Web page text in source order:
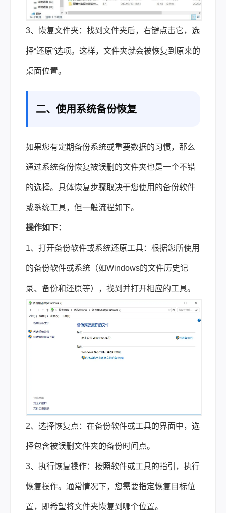
3、恢复文件夹：找到文件夹后，右键点击它，选
择“还原”选项。这样，文件夹就会被恢复到原来的
桌面位置。
二、使用系统备份恢复
如果您有定期备份系统或重要数据的习惯，那么
通过系统备份恢复被误删的文件夹也是一个不错
的选择。具体恢复步骤取决于您使用的备份软件
或系统工具，但一般流程如下。
操作如下：
1、打开备份软件或系统还原工具：根据您所使用
的备份软件或系统（如Windows的文件历史记
录、备份和还原等），找到并打开相应的工具。
2、选择恢复点：在备份软件或工具的界面中，选
择包含被误删文件夹的备份时间点。
3、执行恢复操作：按照软件或工具的指引，执行
恢复操作。通常情况下，您需要指定恢复目标位
置，即希望将文件夹恢复到哪个位置。